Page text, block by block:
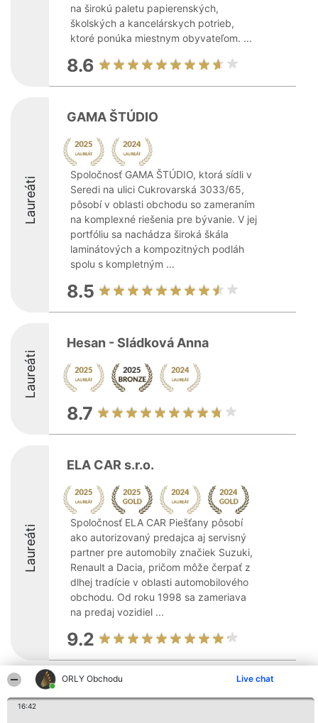
ORLY Obchodu Live chat
16:42
na širokú paletu papierenských,
školských a kancelárskych potrieb,
ktoré ponúka miestnym obyvateľom. ...
8.6
Laureáti
GAMA ŠTÚDIO
Spoločnosť GAMA ŠTÚDIO, ktorá sídli v
Seredi na ulici Cukrovarská 3033/65,
pôsobí v oblasti obchodu so zameraním
na komplexné riešenia pre bývanie. V jej
portfóliu sa nachádza široká škála
laminátových a kompozitných podláh
spolu s kompletným ...
8.5
Laureáti
Hesan - Sládková Anna
8.7
Laureáti
ELA CAR s.r.o.
Spoločnosť ELA CAR Piešťany pôsobí
ako autorizovaný predajca aj servisný
partner pre automobily značiek Suzuki,
Renault a Dacia, pričom môže čerpať z
dlhej tradície v oblasti automobilového
obchodu. Od roku 1998 sa zameriava
na predaj vozidiel ...
9.2
Organizátor hodnotenia
Bright Side Solutions sp. z o.
o. sp. k.
Laureáti
Kontakt